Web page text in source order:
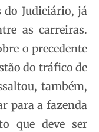
do Judiciário, já
as carreiras.
o precedente
do tráfico de
também,
para a fazenda
que deve ser